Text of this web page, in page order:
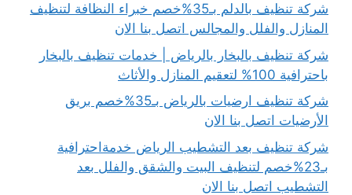
شركة تنظيف بالدلم بـ35%خصم خبراء النظافة لتنظيف
المنازل والفلل والمجالس اتصل بنا الان
شركة تنظيف بالبخار بالرياض | خدمات تنظيف بالبخار
باحترافية 100% لتعقيم المنازل والأثاث
شركة تنظيف ارضيات بالرياض بـ35%خصم بريق
الأرضيات اتصل بنا الان
شركة تنظيف بعد التشطيب الرياض خدمةاحترافية
بـ23%خصم لتنظيف البيت والشقق والفلل بعد
التشطيب اتصل بنا الان